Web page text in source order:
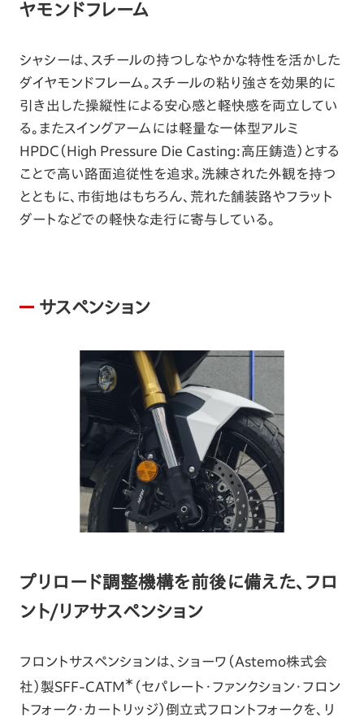
ヤモンドフレーム
シャシーは、スチールの持つしなやかな特性を活かした
ダイヤモンドフレーム。スチールの粘り強さを効果的に
引き出した操縦性による安心感と軽快感を両立してい
る。またスイングアームには軽量な一体型アルミ
HPDC（High Pressure Die Casting:高圧鋳造）とする
ことで高い路面追従性を追求。洗練された外観を持つ
とともに、市街地はもちろん、荒れた舗装路やフラット
ダートなどでの軽快な走行に寄与している。
サスペンション
プリロード調整機構を前後に備えた、フロ
ント/リアサスペンション
フロントサスペンションは、ショーワ（Astemo株式会
社）製SFF-CATM ＊ （セパレート・ファンクション・フロン
トフォーク・カートリッジ）倒立式フロントフォークを、リ